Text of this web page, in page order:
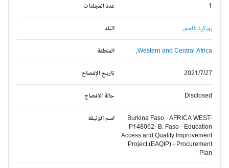
عدد المجلدات
البلد بوركينا فاصو,
المنطقة Western and Central Africa,
تاريخ الإفصاح 2021/7/27
حالة الافصاح Disclosed
اسم الوثيقة
Burkina Faso - AFRICA WEST-
P148062- B. Faso - Education
Access and Quality Improvement
Project (EAQIP) - Procurement
Plan